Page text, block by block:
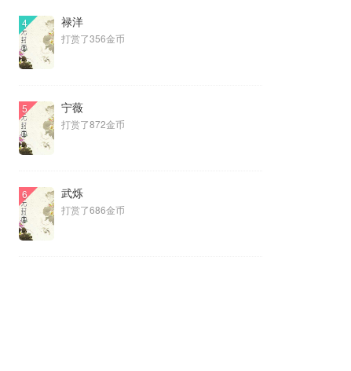
4 禄洋
打赏了356金币
5 宁薇
打赏了872金币
6 武烁
打赏了686金币